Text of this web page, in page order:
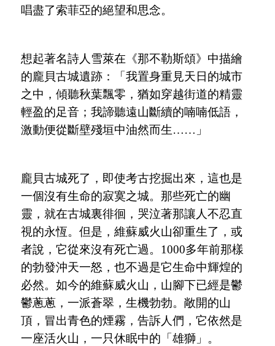
唱盡了索菲亞的絕望和思念。
想起著名詩人雪萊在《那不勒斯頌》中描繪
的龐貝古城遺跡：
「我置身重見天日的城市
之中，傾聽秋葉飄零，猶如穿越街道的精靈
輕盈的足音；我諦聽遠山斷續的喃喃低語，
激動便從斷壁殘垣中油然而生…… 」
龐貝古城死了，即使考古挖掘出來，這也是
一個沒有生命的寂寞之城。那些死亡的幽
靈，就在古城裏徘徊，哭泣著那讓人不忍直
視的永恆。但是，維蘇威火山卻重生了，或
者說，它從來沒有死亡過。 1000多年前那樣
的勃發沖天一怒，也不過是它生命中輝煌的
必然。如今的維蘇威火山，山腳下已經是鬱
鬱蔥蔥，一派蒼翠，生機勃勃。敞開的山
頂，冒出青色的煙霧，告訴人們，它依然是
一座活火山，一只休眠中的 「雄獅 」 。